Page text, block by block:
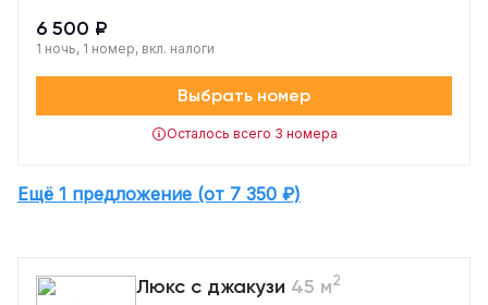
6 500 ₽
1 ночь, 1 номер, вкл. налоги
Выбрать номер
Осталось всего 3 номера
Ещё 1 предложение (от 7 350 ₽)
Люкс с джакузи 45 м2